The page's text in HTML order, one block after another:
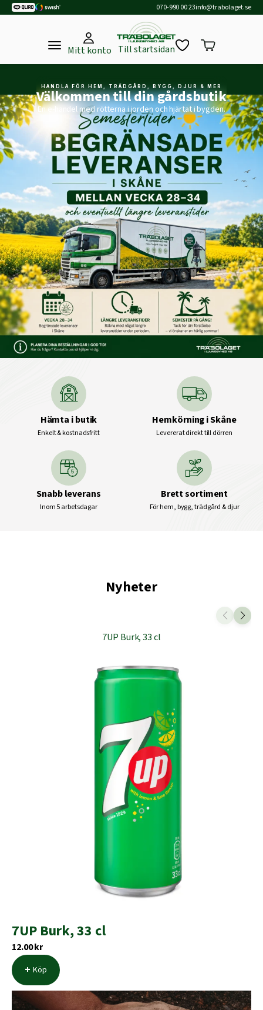
070-990 00 23info@trabolaget.se
Mitt konto Till startsidan
HANDLA FÖR HEM, TRÄDGÅRD, BYGG, DJUR & MER
Välkommen till din gårdsbutik
En e-handel med rötterna i jorden och hjärtat i bygden.
Hämta i butik
Enkelt & kostnadsfritt
Hemkörning i Skåne
Levererat direkt till dörren
Snabb leverans
Inom 5 arbetsdagar
Brett sortiment
För hem, bygg, trädgård & djur
Nyheter
7UP Burk, 33 cl
7UP Burk, 33 cl
12.00kr
Köp